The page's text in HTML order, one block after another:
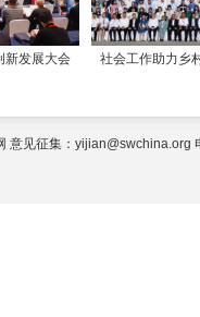
新发展大会 社会工作助力乡
意见征集：yijian@swchina.org